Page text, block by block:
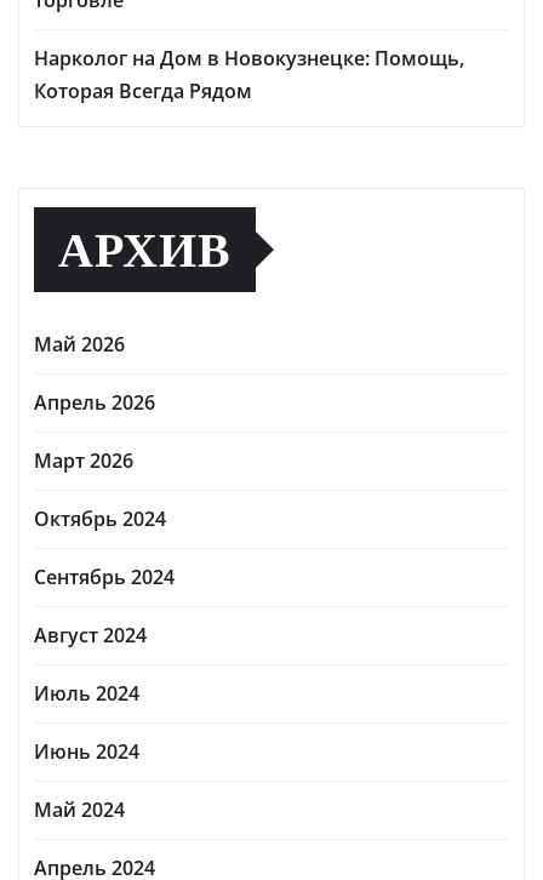
Нарколог на Дом в Новокузнецке: Помощь,
Которая Всегда Рядом
АРХИВ
Май 2026
Апрель 2026
Март 2026
Октябрь 2024
Сентябрь 2024
Август 2024
Июль 2024
Июнь 2024
Май 2024
Апрель 2024